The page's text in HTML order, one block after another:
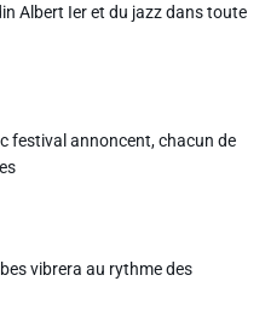
Albert Ier et du jazz dans toute
festival annoncent, chacun de
vibrera au rythme des